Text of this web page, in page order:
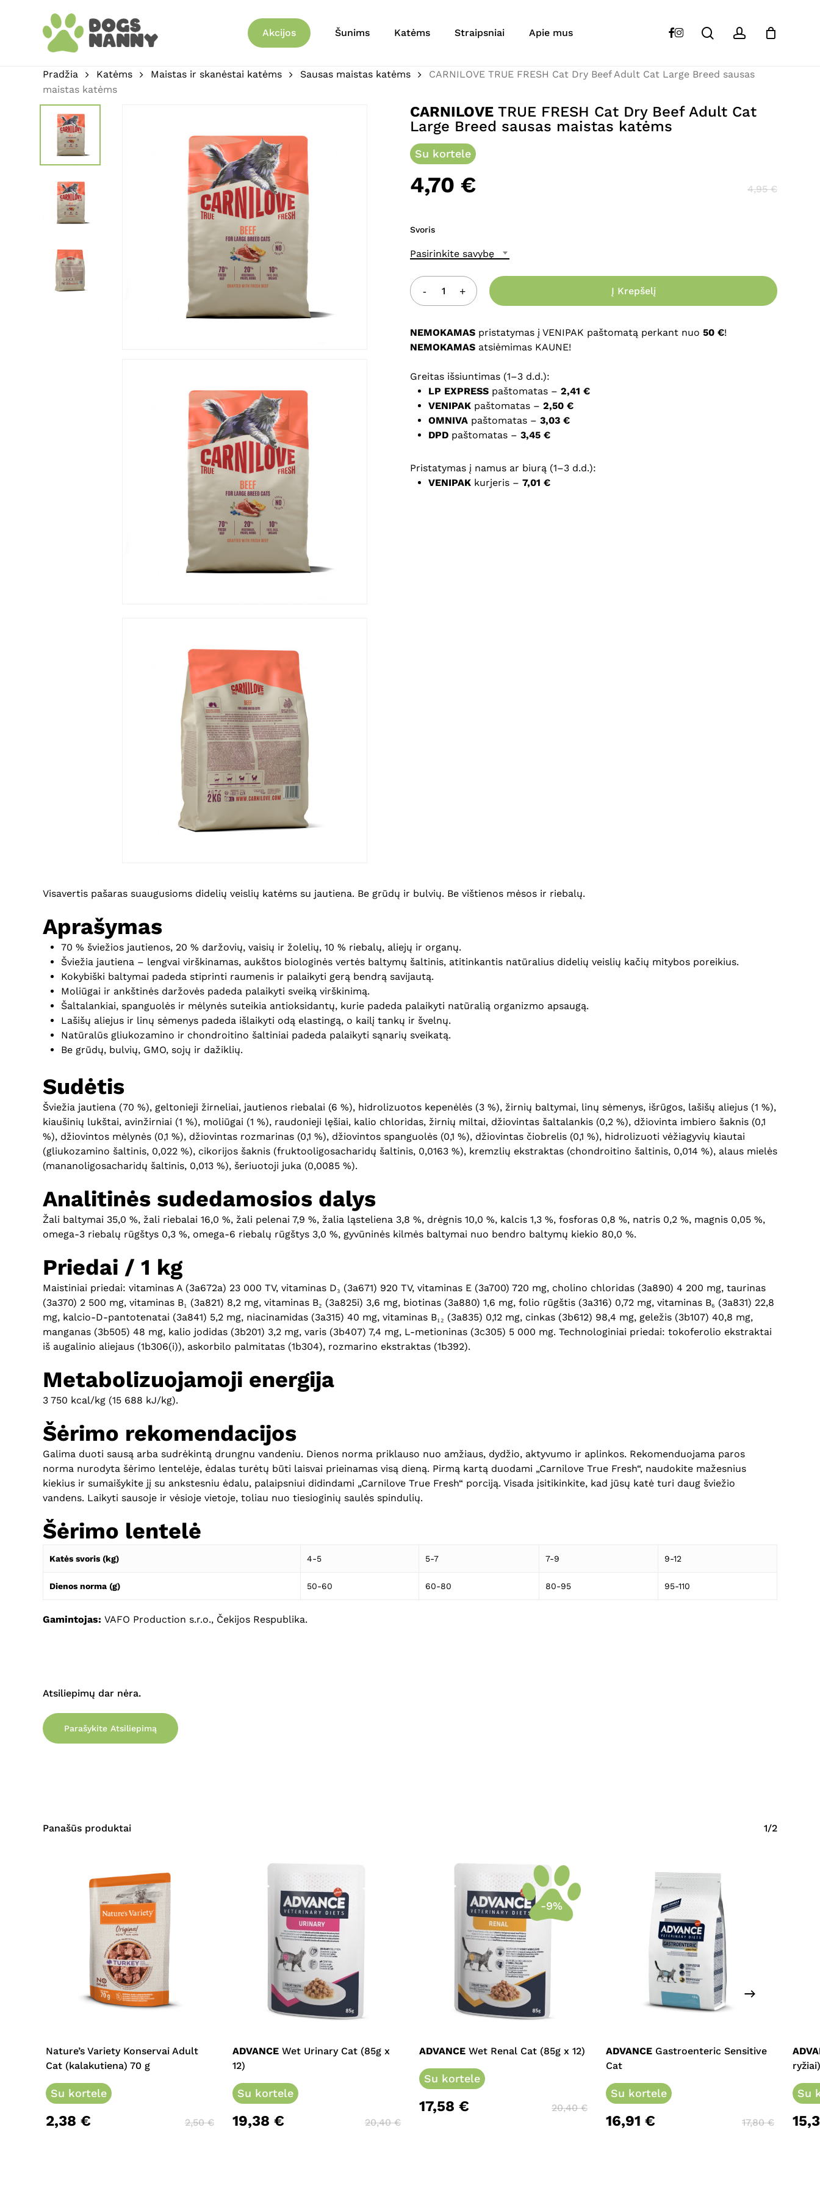
Akcijos Šunims Katėms Straipsniai Apie mus facebook
instagram searchaccount
Pradžia Katėms Maistas ir skanėstai katėms Sausas maistas katėms
CARNILOVE TRUE FRESH Cat Dry Beef Adult Cat Large Breed sausas
maistas katėms
CARNILOVE TRUE FRESH Cat Dry Beef Adult Cat
Large Breed sausas maistas katėms
Su kortele
4,70 € 4,95€
Svoris
Pasirinkite savybę
Į Krepšelį
NEMOKAMAS pristatymas į VENIPAK paštomatą perkant nuo 50 €!
NEMOKAMAS atsiėmimas KAUNE!
Greitas išsiuntimas (1–3 d.d.):
LP EXPRESS paštomatas – 2,41 €
VENIPAK paštomatas – 2,50 €
OMNIVA paštomatas – 3,03 €
DPD paštomatas – 3,45 €
Pristatymas į namus ar biurą (1–3 d.d.):
VENIPAK kurjeris – 7,01 €
Visavertis pašaras suaugusioms didelių veislių katėms su jautiena. Be grūdų ir bulvių. Be vištienos mėsos ir riebalų.
Aprašymas
70 % šviežios jautienos, 20 % daržovių, vaisių ir žolelių, 10 % riebalų, aliejų ir organų.
Šviežia jautiena – lengvai virškinamas, aukštos biologinės vertės baltymų šaltinis, atitinkantis natūralius didelių veislių kačių mitybos poreikius.
Kokybiški baltymai padeda stiprinti raumenis ir palaikyti gerą bendrą savijautą.
Moliūgai ir ankštinės daržovės padeda palaikyti sveiką virškinimą.
Šaltalankiai, spanguolės ir mėlynės suteikia antioksidantų, kurie padeda palaikyti natūralią organizmo apsaugą.
Lašišų aliejus ir linų sėmenys padeda išlaikyti odą elastingą, o kailį tankų ir švelnų.
Natūralūs gliukozamino ir chondroitino šaltiniai padeda palaikyti sąnarių sveikatą.
Be grūdų, bulvių, GMO, sojų ir dažiklių.
Sudėtis
Šviežia jautiena (70 %), geltonieji žirneliai, jautienos riebalai (6 %), hidrolizuotos kepenėlės (3 %), žirnių baltymai, linų sėmenys, išrūgos, lašišų aliejus (1 %),
kiaušinių lukštai, avinžirniai (1 %), moliūgai (1 %), raudonieji lęšiai, kalio chloridas, žirnių miltai, džiovintas šaltalankis (0,2 %), džiovinta imbiero šaknis (0,1
%), džiovintos mėlynės (0,1 %), džiovintas rozmarinas (0,1 %), džiovintos spanguolės (0,1 %), džiovintas čiobrelis (0,1 %), hidrolizuoti vėžiagyvių kiautai
(gliukozamino šaltinis, 0,022 %), cikorijos šaknis (fruktooligosacharidų šaltinis, 0,0163 %), kremzlių ekstraktas (chondroitino šaltinis, 0,014 %), alaus mielės
(mananoligosacharidų šaltinis, 0,013 %), šeriuotoji juka (0,0085 %).
Analitinės sudedamosios dalys
Žali baltymai 35,0 %, žali riebalai 16,0 %, žali pelenai 7,9 %, žalia ląsteliena 3,8 %, drėgnis 10,0 %, kalcis 1,3 %, fosforas 0,8 %, natris 0,2 %, magnis 0,05 %,
omega-3 riebalų rūgštys 0,3 %, omega-6 riebalų rūgštys 3,0 %, gyvūninės kilmės baltymai nuo bendro baltymų kiekio 80,0 %.
Priedai / 1 kg
Maistiniai priedai: vitaminas A (3a672a) 23 000 TV, vitaminas D₃ (3a671) 920 TV, vitaminas E (3a700) 720 mg, cholino chloridas (3a890) 4 200 mg, taurinas
(3a370) 2 500 mg, vitaminas B₁ (3a821) 8,2 mg, vitaminas B₂ (3a825i) 3,6 mg, biotinas (3a880) 1,6 mg, folio rūgštis (3a316) 0,72 mg, vitaminas B₆ (3a831) 22,8
mg, kalcio-D-pantotenatai (3a841) 5,2 mg, niacinamidas (3a315) 40 mg, vitaminas B₁₂ (3a835) 0,12 mg, cinkas (3b612) 98,4 mg, geležis (3b107) 40,8 mg,
manganas (3b505) 48 mg, kalio jodidas (3b201) 3,2 mg, varis (3b407) 7,4 mg, L-metioninas (3c305) 5 000 mg. Technologiniai priedai: tokoferolio ekstraktai
iš augalinio aliejaus (1b306(i)), askorbilo palmitatas (1b304), rozmarino ekstraktas (1b392).
Metabolizuojamoji energija
3 750 kcal/kg (15 688 kJ/kg).
Šėrimo rekomendacijos
Galima duoti sausą arba sudrėkintą drungnu vandeniu. Dienos norma priklauso nuo amžiaus, dydžio, aktyvumo ir aplinkos. Rekomenduojama paros
norma nurodyta šėrimo lentelėje, ėdalas turėtų būti laisvai prieinamas visą dieną. Pirmą kartą duodami „Carnilove True Fresh“, naudokite mažesnius
kiekius ir sumaišykite jį su ankstesniu ėdalu, palaipsniui didindami „Carnilove True Fresh“ porciją. Visada įsitikinkite, kad jūsų katė turi daug šviežio
vandens. Laikyti sausoje ir vėsioje vietoje, toliau nuo tiesioginių saulės spindulių.
Šėrimo lentelė
Katės svoris (kg) 4-5 5-7 7-9 9-12
Dienos norma (g) 50-60 60-80 80-95 95-110
Gamintojas: VAFO Production s.r.o., Čekijos Respublika.
Atsiliepimų dar nėra.
Parašykite Atsiliepimą
Panašūs produktai 1/2
Nature’s Variety Konservai Adult
Cat (kalakutiena) 70 g
Su kortele
2,38 € 2,50€
ADVANCE Wet Urinary Cat (85g x
12)
Su kortele
19,38 € 20,40€
-9%
ADVANCE Wet Renal Cat (85g x 12)
Su kortele
17,58 € 20,40€
multiple
variants.
options
may
be
ADVANCE Gastroenteric Sensitive
Cat
Su kortele
16,91 € 17,80€
Su
Būkite pirmas aprašęs “CARNILOVE
TRUE FRESH Cat Dry Beef
El. pašto adresas nebus skelbiamas. Būtini laukeliai pažymėti*
Jūsų atsiliepimas*
Pavadinimas*
Noriu savo interneto naršyklėje išsaugoti vardą, el. pašto adresą ir interneto
komentarą.